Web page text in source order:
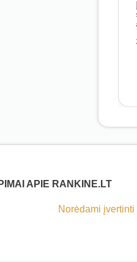
APIE RANKINE.LT
Norėdami